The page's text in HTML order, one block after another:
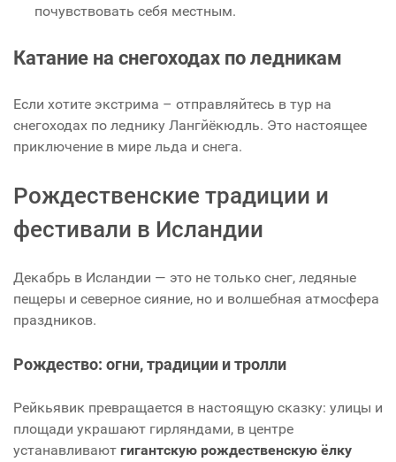
почувствовать себя местным.
Катание на снегоходах по ледникам
Если хотите экстрима – отправляйтесь в тур на
снегоходах по леднику Лангйёкюдль. Это настоящее
приключение в мире льда и снега.
Рождественские традиции и
фестивали в Исландии
Декабрь в Исландии — это не только снег, ледяные
пещеры и северное сияние, но и волшебная атмосфера
праздников.
Рождество: огни, традиции и тролли
Рейкьявик превращается в настоящую сказку: улицы и
площади украшают гирляндами, в центре
устанавливают гигантскую рождественскую ёлку